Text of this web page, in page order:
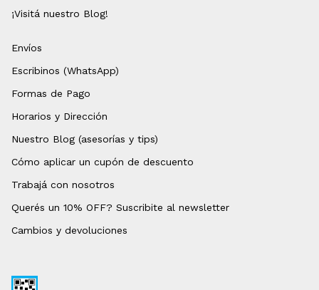
¡Visitá nuestro Blog!
Envíos
Escribinos (WhatsApp)
Formas de Pago
Horarios y Dirección
Nuestro Blog (asesorías y tips)
Cómo aplicar un cupón de descuento
Trabajá con nosotros
Querés un 10% OFF? Suscribite al newsletter
Cambios y devoluciones